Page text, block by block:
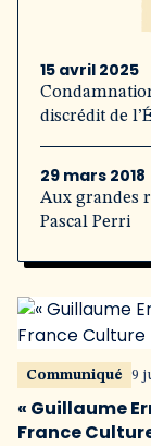
15 avril 2025
discrédit de
29 mars 2018
Aux grandes
Pascal Perri
Communiqué 9
« Guillaume
France